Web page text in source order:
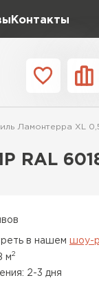
Контакты
Ламонтерра XL
RAL
в нашем шоу-
м2
2-3 дня